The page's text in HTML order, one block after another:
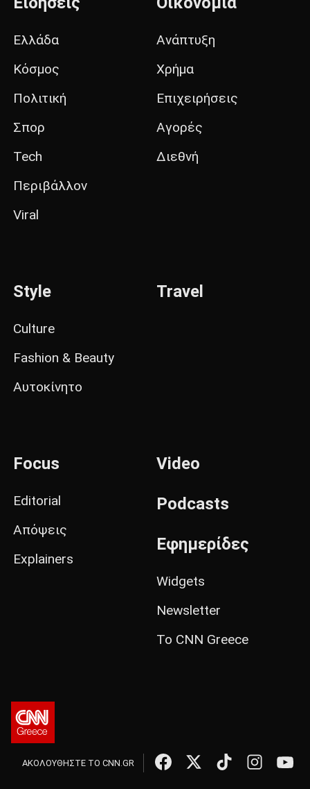
Ελλάδα
Κόσμος
Πολιτική
Σπορ
Tech
Περιβάλλον
Viral
Ανάπτυξη
Χρήμα
Επιχειρήσεις
Αγορές
Διεθνή
Style
Culture
Fashion & Beauty
Αυτοκίνητο
Travel
Focus
Editorial
Απόψεις
Explainers
Video
Podcasts
Εφημερίδες
Widgets
Newsletter
Το CNN Greece
ΑΚΟΛΟΥΘΗΣΤΕ ΤΟ CNN.GR